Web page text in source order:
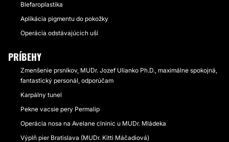
Blefaroplastika
Aplikácia pigmentu do pokožky
Operácia odstávajúcich uší
PRÍBEHY
Zmenšenie prsníkov, MUDr. Jozef Ulianko Ph.D., maximálne spokojná,
fantastický personál, odporúčam
Karpálny tunel
Pekne vacsie pery Permalip
Operácia nosa na Avelane clninic u MUDr. Mládeka
Výplň pier Bratislava (MUDr. Kitti Máčadiová)